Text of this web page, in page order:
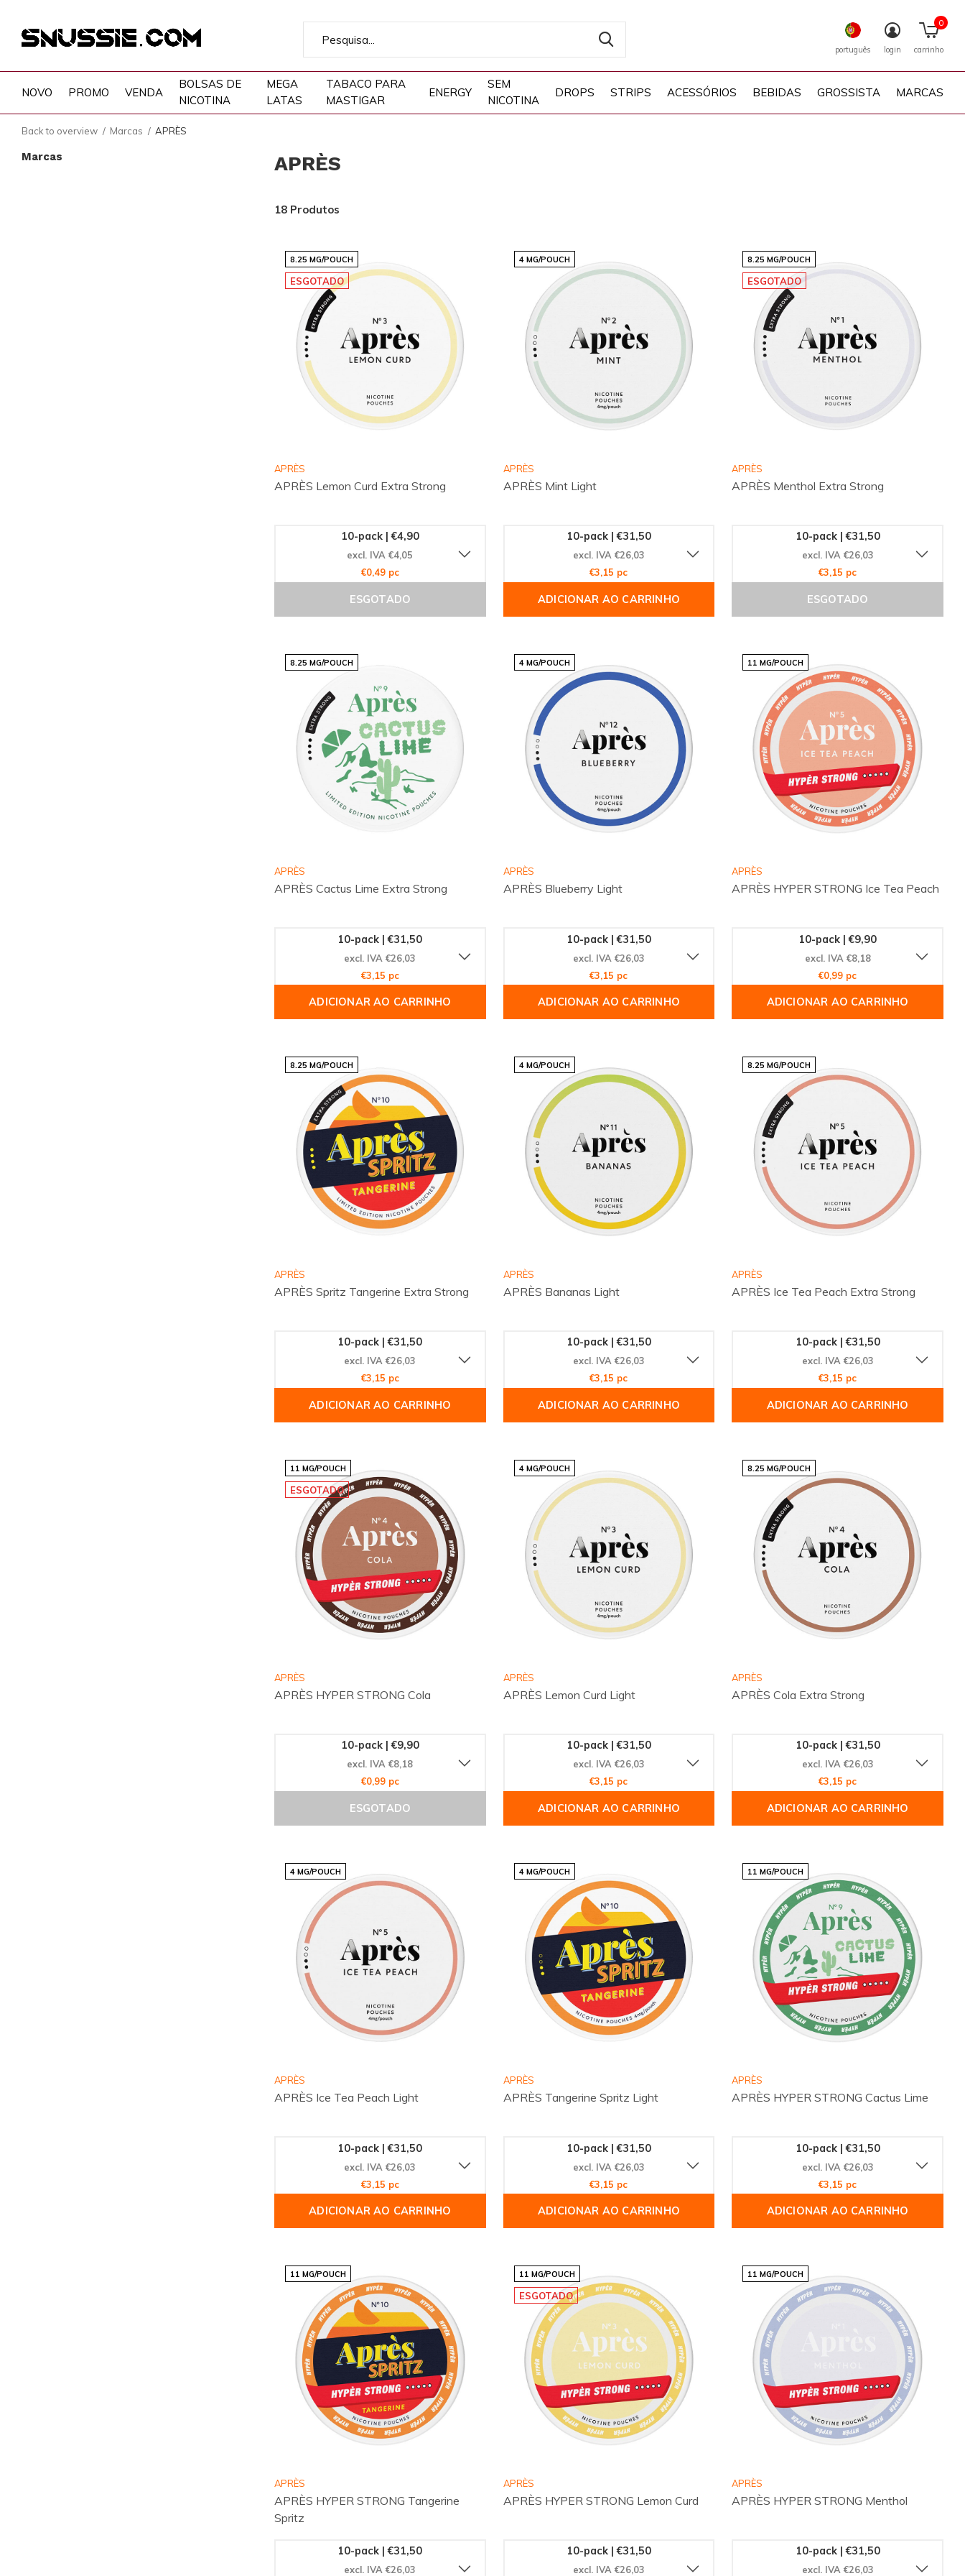
NOVO PROMO VENDA
BOLSAS DE
NICOTINA
MEGA
LATAS
TABACO PARA
MASTIGAR
ENERGY
SEM
NICOTINA
DROPS STRIPS ACESSÓRIOS BEBIDAS GROSSISTA MARCAS
português login carrinho
0
Back to overview Marcas APRÈS
Marcas APRÈS
18 Produtos
8.25 MG/POUCH
ESGOTADO
APRÈS
APRÈS Lemon Curd Extra Strong
10-pack | €4,90
excl. IVA €4,05
€0,49 pc
ESGOTADO
4 MG/POUCH
APRÈS
APRÈS Mint Light
10-pack | €31,50
excl. IVA €26,03
€3,15 pc
ADICIONAR AO CARRINHO
8.25 MG/POUCH
ESGOTADO
APRÈS
APRÈS Menthol Extra Strong
10-pack | €31,50
excl. IVA €26,03
€3,15 pc
ESGOTADO
8.25 MG/POUCH
APRÈS
APRÈS Cactus Lime Extra Strong
10-pack | €31,50
excl. IVA €26,03
€3,15 pc
ADICIONAR AO CARRINHO
4 MG/POUCH
APRÈS
APRÈS Blueberry Light
10-pack | €31,50
excl. IVA €26,03
€3,15 pc
ADICIONAR AO CARRINHO
11 MG/POUCH
APRÈS
APRÈS HYPER STRONG Ice Tea Peach
10-pack | €9,90
excl. IVA €8,18
€0,99 pc
ADICIONAR AO CARRINHO
8.25 MG/POUCH
APRÈS
APRÈS Spritz Tangerine Extra Strong
10-pack | €31,50
excl. IVA €26,03
€3,15 pc
ADICIONAR AO CARRINHO
4 MG/POUCH
APRÈS
APRÈS Bananas Light
10-pack | €31,50
excl. IVA €26,03
€3,15 pc
ADICIONAR AO CARRINHO
8.25 MG/POUCH
APRÈS
APRÈS Ice Tea Peach Extra Strong
10-pack | €31,50
excl. IVA €26,03
€3,15 pc
ADICIONAR AO CARRINHO
11 MG/POUCH
ESGOTADO
APRÈS
APRÈS HYPER STRONG Cola
10-pack | €9,90
excl. IVA €8,18
€0,99 pc
ESGOTADO
4 MG/POUCH
APRÈS
APRÈS Lemon Curd Light
10-pack | €31,50
excl. IVA €26,03
€3,15 pc
ADICIONAR AO CARRINHO
8.25 MG/POUCH
APRÈS
APRÈS Cola Extra Strong
10-pack | €31,50
excl. IVA €26,03
€3,15 pc
ADICIONAR AO CARRINHO
4 MG/POUCH
APRÈS
APRÈS Ice Tea Peach Light
10-pack | €31,50
excl. IVA €26,03
€3,15 pc
ADICIONAR AO CARRINHO
4 MG/POUCH
APRÈS
APRÈS Tangerine Spritz Light
10-pack | €31,50
excl. IVA €26,03
€3,15 pc
ADICIONAR AO CARRINHO
11 MG/POUCH
APRÈS
APRÈS HYPER STRONG Cactus Lime
10-pack | €31,50
excl. IVA €26,03
€3,15 pc
ADICIONAR AO CARRINHO
11 MG/POUCH
APRÈS
APRÈS HYPER STRONG Tangerine
Spritz
10-pack | €31,50
excl. IVA €26,03
11 MG/POUCH
ESGOTADO
APRÈS
APRÈS HYPER STRONG Lemon Curd
10-pack | €31,50
excl. IVA €26,03
11 MG/POUCH
APRÈS
APRÈS HYPER STRONG Menthol
10-pack | €31,50
excl. IVA €26,03